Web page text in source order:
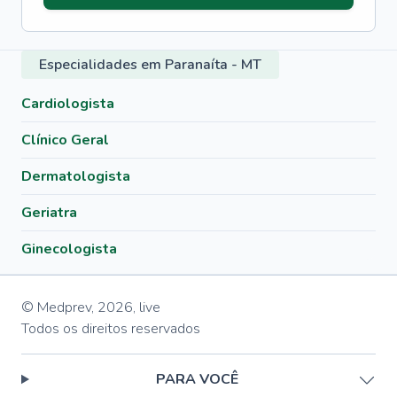
Especialidades em Paranaíta - MT
Cardiologista
Clínico Geral
Dermatologista
Geriatra
Ginecologista
© Medprev, 2026, live
Todos os direitos reservados
PARA VOCÊ